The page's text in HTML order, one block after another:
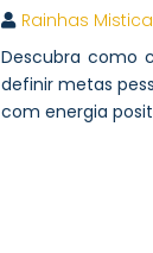
Rainhas
Descubra como
definir metas
com energia